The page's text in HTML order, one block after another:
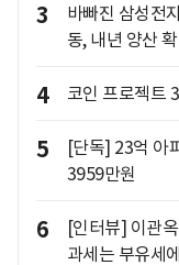
3
바빠진 삼성전
동, 내년 양산
4 코인 프로젝트
5
[단독] 23억 아
3959만원
6
[인터뷰] 이관
과세는 부유세